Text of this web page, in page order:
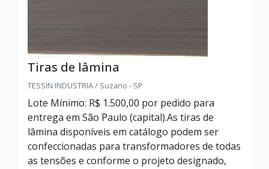
Tiras de lâmina
TESSIN INDUSTRIA / Suzano - SP
Lote Mínimo: R$ 1.500,00 por pedido para
entrega em São Paulo (capital).As tiras de
lâmina disponíveis em catálogo podem ser
confeccionadas para transformadores de todas
as tensões e conforme o projeto designado,